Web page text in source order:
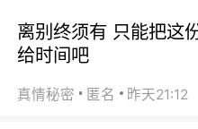
离别终须有 只能把这
给时间吧
真情秘密 匿名 昨天21:12